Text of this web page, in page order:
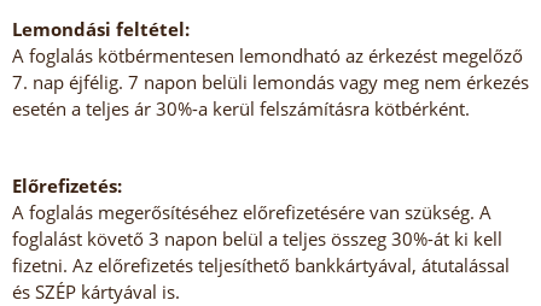
Lemondási feltétel:
A foglalás kötbérmentesen lemondható az érkezést megelőző
7. nap éjfélig. 7 napon belüli lemondás vagy meg nem érkezés
esetén a teljes ár 30%-a kerül felszámításra kötbérként.
Előrefizetés:
A foglalás megerősítéséhez előrefizetésére van szükség. A
foglalást követő 3 napon belül a teljes összeg 30%-át ki kell
fizetni. Az előrefizetés teljesíthető bankkártyával, átutalással
és SZÉP kártyával is.